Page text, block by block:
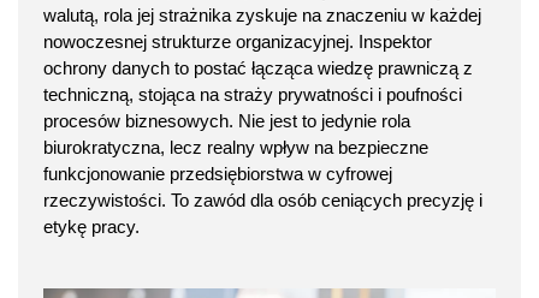
walutą, rola jej strażnika zyskuje na znaczeniu w każdej
nowoczesnej strukturze organizacyjnej. Inspektor
ochrony danych to postać łącząca wiedzę prawniczą z
techniczną, stojąca na straży prywatności i poufności
procesów biznesowych. Nie jest to jedynie rola
biurokratyczna, lecz realny wpływ na bezpieczne
funkcjonowanie przedsiębiorstwa w cyfrowej
rzeczywistości. To zawód dla osób ceniących precyzję i
etykę pracy.